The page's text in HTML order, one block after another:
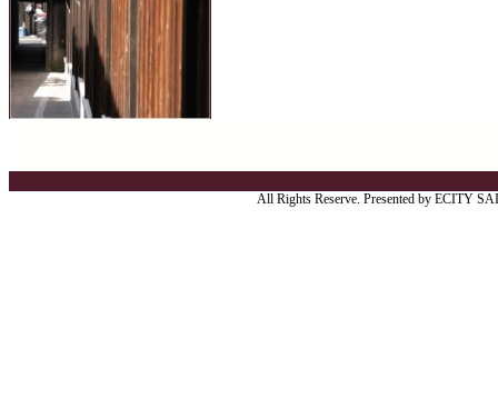
All Rights Reserve. Presented by ECITY